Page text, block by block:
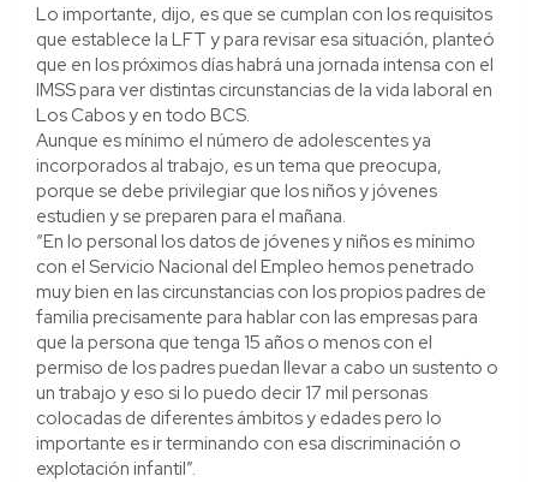
Lo importante, dijo, es que se cumplan con los requisitos
que establece la LFT y para revisar esa situación, planteó
que en los próximos días habrá una jornada intensa con el
IMSS para ver distintas circunstancias de la vida laboral en
Los Cabos y en todo BCS.
Aunque es mínimo el número de adolescentes ya
incorporados al trabajo, es un tema que preocupa,
porque se debe privilegiar que los niños y jóvenes
estudien y se preparen para el mañana.
“En lo personal los datos de jóvenes y niños es mínimo
con el Servicio Nacional del Empleo hemos penetrado
muy bien en las circunstancias con los propios padres de
familia precisamente para hablar con las empresas para
que la persona que tenga 15 años o menos con el
permiso de los padres puedan llevar a cabo un sustento o
un trabajo y eso si lo puedo decir 17 mil personas
colocadas de diferentes ámbitos y edades pero lo
importante es ir terminando con esa discriminación o
explotación infantil”.